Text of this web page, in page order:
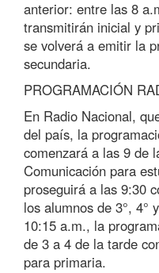
anterior: entre las 8
transmitirán inicial y
se volverá a emitir la
secundaria.
PROGRAMACIÓN
En Radio Nacional,
del país, la
comenzará a las 9 de
Comunicación para
proseguirá a las 9:30
los alumnos de 3°, 4°
10:15 a.m., la
de 3 a 4 de la tarde
para primaria.